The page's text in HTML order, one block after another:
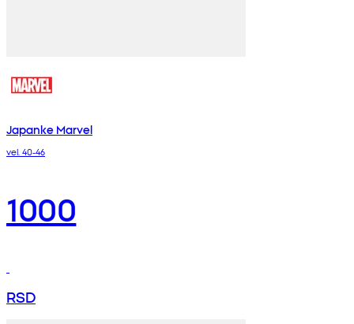
Japanke Marvel
vel. 40-46
1000
RSD